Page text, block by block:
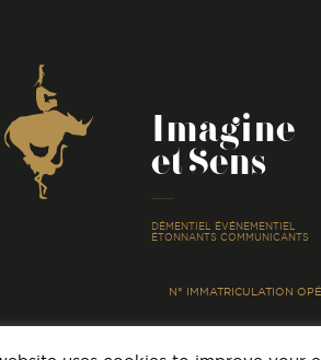
Imagine
et Sens
DÉMENTIEL ÉVÉNEMENTIEL
ÉTONNANTS COMMUNICANTS
N° IMMATRICULATION